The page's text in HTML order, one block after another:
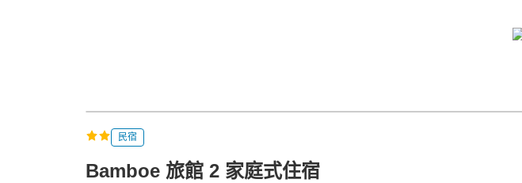
民宿
Bamboe 旅館 2 家庭式住宿